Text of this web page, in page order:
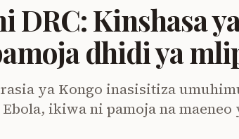
DRC: Kinshasa
dhidi ya
ya Kongo inasisitiza
ikiwa ni pamoja na